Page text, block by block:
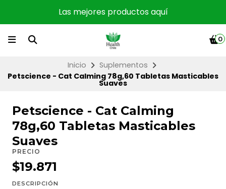
Las mejores productos aquí
0
Inicio
Suplementos
Petscience - Cat Calming 78g,60 Tabletas Masticables
Suaves
Petscience - Cat Calming
78g,60 Tabletas Masticables
Suaves
PRECIO
$19.871
DESCRIPCIÓN